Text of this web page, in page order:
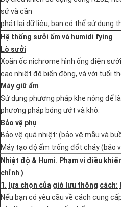
sử và cần
phát lại dữ liệu, bạn có thể sử dụng
Hệ thống sưởi ấm và humidi fying
Lò sưởi
Xoắn ốc nichrome hình ống điện
cao nhiệt độ biến động, và với tuổi
Máy giữ ẩm
Sử dụng phương pháp khe nông để
phương pháp bóng ướt và khô.
Bảo vệ phụ
Bảo vệ quá nhiệt: (bảo vệ mẫu và
Máy tạo độ ẩm trống đốt cháy (bảo
Nhiệt độ & Humi. Phạm vi điều
chỉnh )
1. lựa chọn của gió lưu thông cách:
Nếu bạn có yêu cầu về cách cung